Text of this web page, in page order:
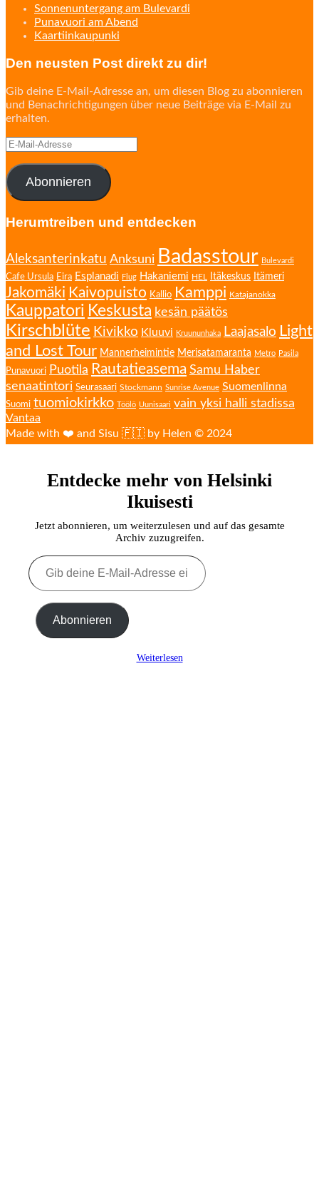
Sonnenuntergang am Bulevardi
Punavuori am Abend
Kaartiinkaupunki
Den neusten Post direkt zu dir!
Gib deine E-Mail-Adresse an, um diesen Blog zu abonnieren
und Benachrichtigungen über neue Beiträge via E-Mail zu
erhalten.
E-
Adresse
Abonnieren
Herumtreiben und entdecken
Aleksanterinkatu Anksuni Badasstour Bulevardi
Cafe Ursula Eira Esplanadi Flug Hakaniemi HEL Itäkeskus Itämeri
Jakomäki Kaivopuisto Kallio Kamppi Katajanokka
Kauppatori Keskusta kesän päätös
Kirschblüte Kivikko Kluuvi Kruununhaka Laajasalo Light
and Lost Tour Mannerheimintie Merisatamaranta Metro Pasila
Punavuori Puotila Rautatieasema Samu Haber
senaatintori Seurasaari Stockmann Sunrise Avenue Suomenlinna
Suomi tuomiokirkko Töölö Uunisaari vain yksi halli stadissa
Vantaa
Made with ❤️ and Sisu 🇫🇮 by Helen © 2024
Entdecke mehr von Helsinki
Ikuisesti
Jetzt abonnieren, um weiterzulesen und auf das gesamte
Archiv zuzugreifen.
Gib
deine
E-
Adresse
ein ... Abonnieren
Weiterlesen